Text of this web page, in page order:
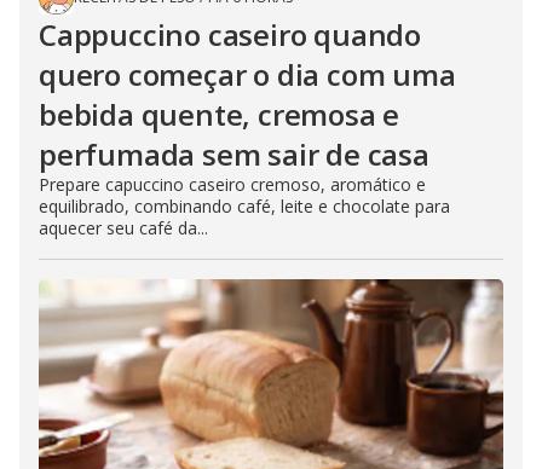
Cappuccino caseiro quando
quero começar o dia com uma
bebida quente, cremosa e
perfumada sem sair de casa
Prepare capuccino caseiro cremoso, aromático e
equilibrado, combinando café, leite e chocolate para
aquecer seu café da...